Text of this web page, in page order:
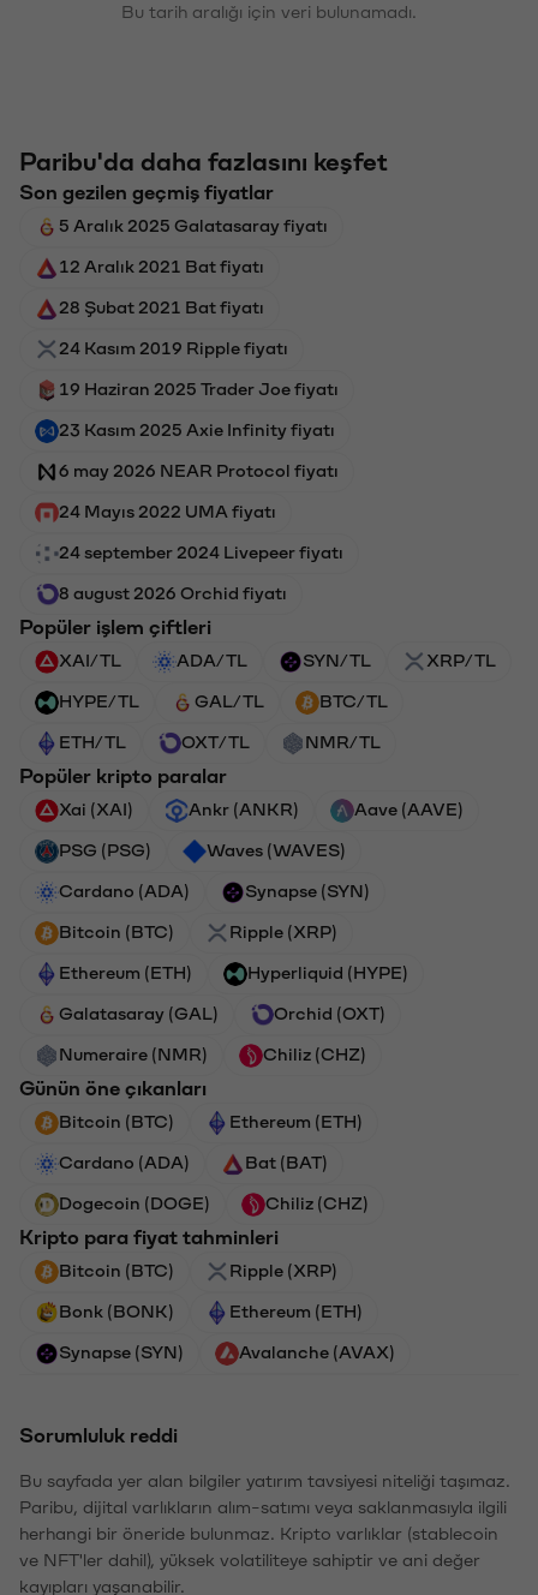
Bu tarih aralığı için veri bulunamadı.
Paribu'da daha fazlasını keşfet
Son gezilen geçmiş fiyatlar
5 Aralık 2025 Galatasaray fiyatı
12 Aralık 2021 Bat fiyatı
28 Şubat 2021 Bat fiyatı
24 Kasım 2019 Ripple fiyatı
19 Haziran 2025 Trader Joe fiyatı
23 Kasım 2025 Axie Infinity fiyatı
6 may 2026 NEAR Protocol fiyatı
24 Mayıs 2022 UMA fiyatı
24 september 2024 Livepeer fiyatı
8 august 2026 Orchid fiyatı
Popüler işlem çiftleri
XAI/TL ADA/TL SYN/TL XRP/TL
HYPE/TL GAL/TL BTC/TL
ETH/TL OXT/TL NMR/TL
Popüler kripto paralar
Xai (XAI) Ankr (ANKR) Aave (AAVE)
PSG (PSG) Waves (WAVES)
Cardano (ADA) Synapse (SYN)
Bitcoin (BTC) Ripple (XRP)
Ethereum (ETH) Hyperliquid (HYPE)
Galatasaray (GAL) Orchid (OXT)
Numeraire (NMR) Chiliz (CHZ)
Günün öne çıkanları
Bitcoin (BTC) Ethereum (ETH)
Cardano (ADA) Bat (BAT)
Dogecoin (DOGE) Chiliz (CHZ)
Kripto para fiyat tahminleri
Bitcoin (BTC) Ripple (XRP)
Bonk (BONK) Ethereum (ETH)
Synapse (SYN) Avalanche (AVAX)
Sorumluluk reddi
Bu sayfada yer alan bilgiler yatırım tavsiyesi niteliği taşımaz.
Paribu, dijital varlıkların alım-satımı veya saklanmasıyla ilgili
herhangi bir öneride bulunmaz. Kripto varlıklar (stablecoin
ve NFT'ler dahil), yüksek volatiliteye sahiptir ve ani değer
kayıpları yaşanabilir.